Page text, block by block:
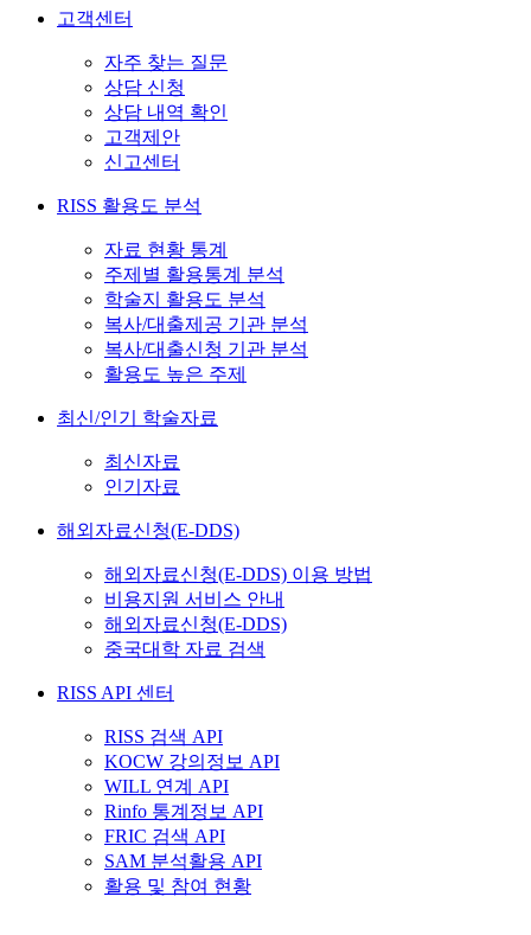
고객센터
자주 찾는 질문
상담 신청
상담 내역 확인
고객제안
신고센터
RISS 활용도 분석
자료 현황 통계
주제별 활용통계 분석
학술지 활용도 분석
복사/대출제공 기관 분석
복사/대출신청 기관 분석
활용도 높은 주제
최신/인기 학술자료
최신자료
인기자료
해외자료신청(E-DDS)
해외자료신청(E-DDS) 이용 방법
비용지원 서비스 안내
해외자료신청(E-DDS)
중국대학 자료 검색
RISS API 센터
RISS 검색 API
KOCW 강의정보 API
WILL 연계 API
Rinfo 통계정보 API
FRIC 검색 API
SAM 분석활용 API
활용 및 참여 현황